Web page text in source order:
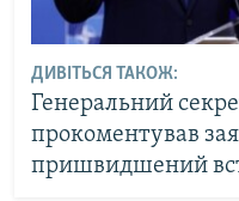
ДИВІТЬСЯ ТАКОЖ:
Генеральний
прокоментував
пришвидшений